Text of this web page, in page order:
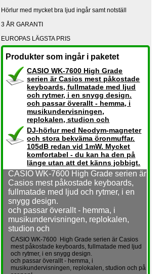
Hörlur med mycket bra ljud ingår samt notställ
3 ÅR GARANTI
EUROPAS LÄGSTA PRIS
Produkter som ingår i paketet
CASIO WK-7600 High Grade
serien är Casios mest påkostade
keyboards, fullmatade med ljud
och rytmer, i en snygg design.
och passar överallt - hemma, i
musikundervisningen,
replokalen, studion och
DJ-hörlur med Neodym-magneter
och stora bekväma öronmuffar.
105dB redan vid 1mW. Mycket
komfortabel - du kan ha den på
länge utan att det känns jobbigt.
CASIO WK-7600 High Grade serien är
Casios mest påkostade keyboards,
fullmatade med ljud och rytmer, i en
snygg design.
och passar överallt - hemma, i
musikundervisningen, replokalen,
studion och
CASIO WK-7600 High Grade serien är Casios
mest påkostade keyboards, fullmatade med ljud
och rytmer, i en snygg design.
och passar överallt - hemma, i
musikundervisningen, replokalen, studion och på